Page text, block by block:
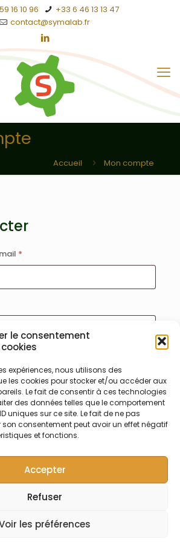
le consentement
expériences, nous utilisons des
les cookies pour stocker et/ou accéder aux
Le fait de consentir à ces technologies
des données telles que le comportement
uniques sur ce site. Le fait de ne pas
son consentement peut avoir un effet négatif
et fonctions.
Accepter
Refuser
les préférences
16 10 96
+33 6 46 13 13 47
contact@symalab.fr
Accueil Mon compte
*Obligatoire
moi
Se connecter
Mot de passe perdu ?